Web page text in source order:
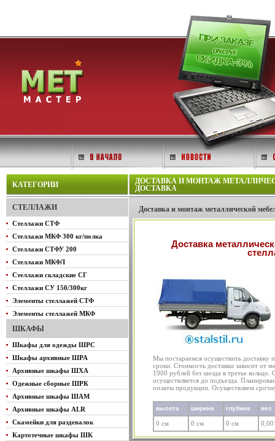
КАТЕГОРИИ
СТЕЛЛАЖИ
Стеллажи СТФ
Стеллажи МКФ 300 кг/полка
Стеллажи СТФУ 200
Стеллажи МКФЛ
Стеллажи складские СГ
Стеллажи СУ 150/300кг
Элементы стеллажей СТФ
Элементы стеллажей МКФ
ШКАФЫ
Шкафы для одежды ШРС
Шкафы архивные ШРА
Архивные шкафы ШХА
Одежные сборные ШРК
Архивные шкафы ШАМ
Архивные шкафы ALR
Скамейки для раздевалок
Картотечные шкафы ШК
ДОСТАВКА И МОНТАЖ
ДОСТАВКА
Доставка и монтаж металлической
Доставка
Мы постараемся осуществить
сроки. Стоимость доставки зависит от
1900 рублей без заезда в третье
осуществляется до подъезда.
оплаты продукции. Осуществляем
высота ширина глубина вес
0 см 0 см 0 см